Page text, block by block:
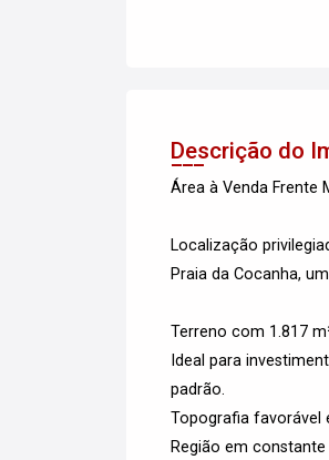
Descrição do
Área à Venda Frente
Localização
Praia da Cocanha,
Terreno com 1.817
Ideal para
padrão.
Topografia favorável
Região em